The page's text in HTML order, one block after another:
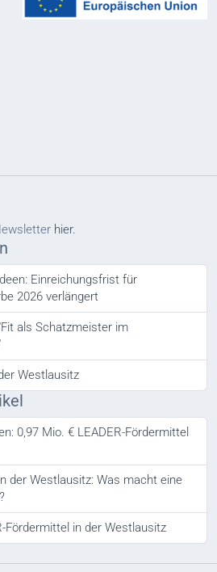
hier.
Einreichungsfrist für
2026 verlängert
als Schatzmeister im
Westlausitz
0,97 Mio. € LEADER-Fördermittel
der Westlausitz: Was macht eine
Fördermittel in der Westlausitz